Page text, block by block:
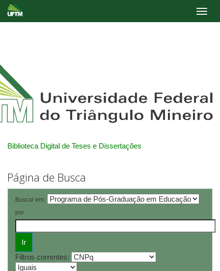
Biblioteca Digital de Teses e Dissertações
Página de Busca
Buscar em:
por
Filtros correntes: